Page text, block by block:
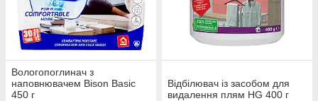
Вологопоглинач з
наповнювачем Bison Basic
450 г
Відбілювач із засобом для
видалення плям HG 400 г